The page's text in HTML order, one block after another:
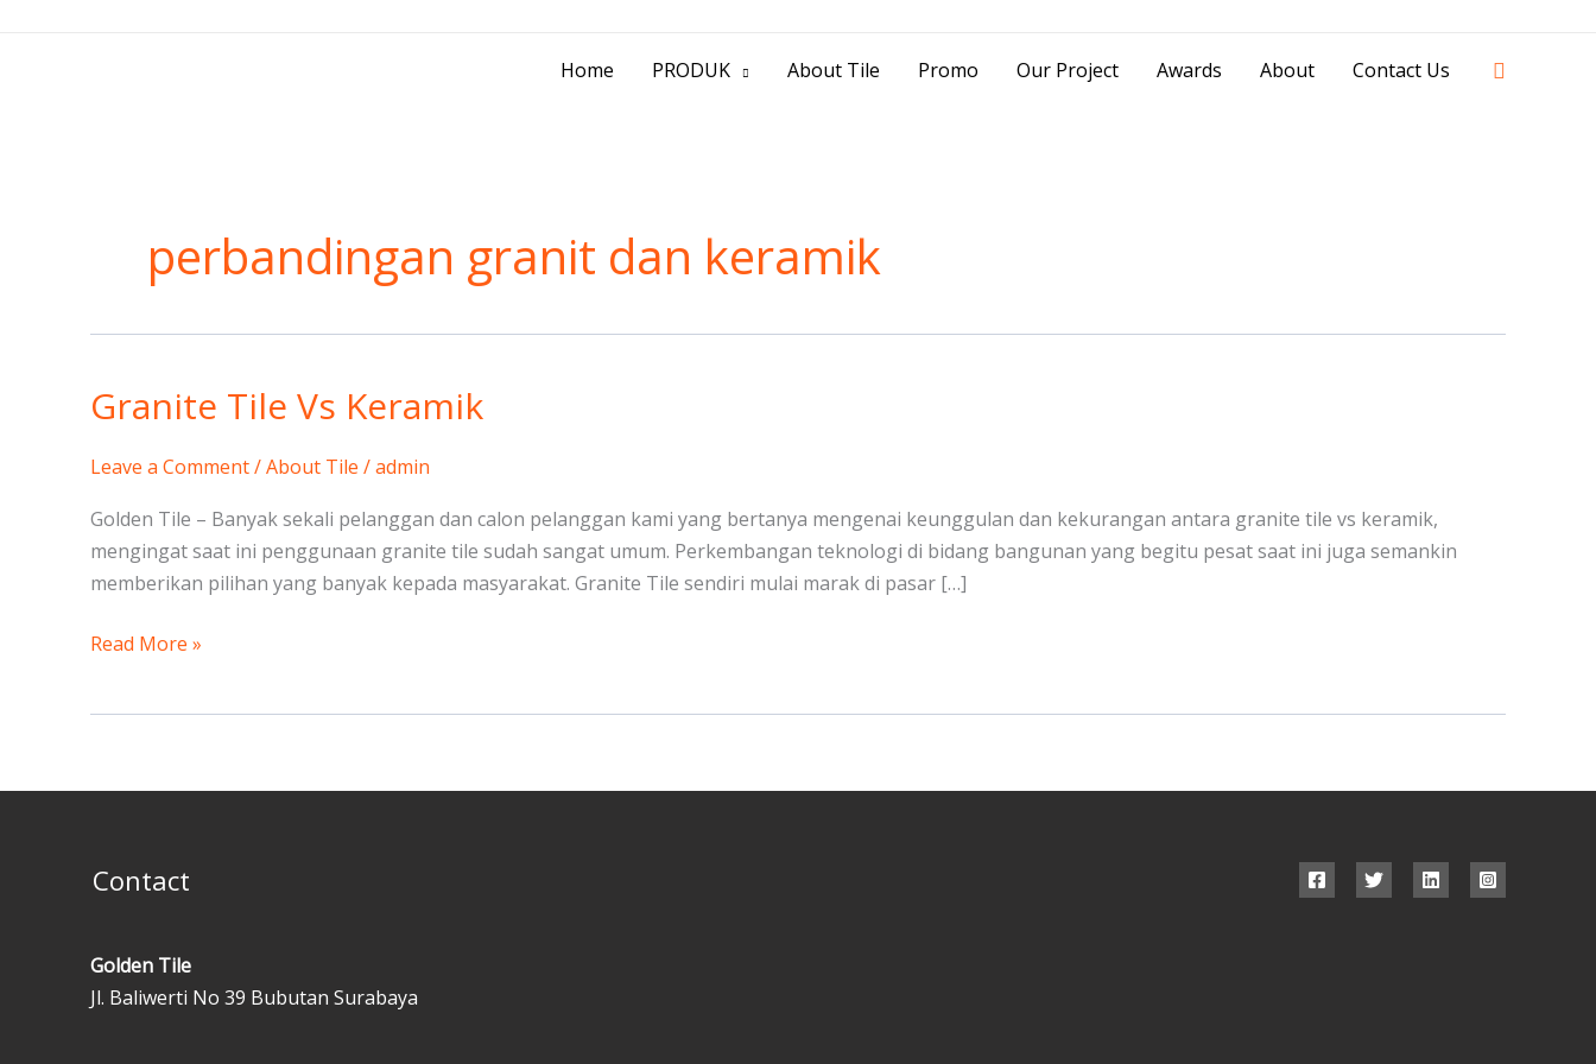
Home PRODUK About Tile Promo Our Project Awards About Contact Us Search
perbandingan granit dan keramik
Granite Tile Vs Keramik
Leave a Comment/About Tile /admin
Golden Tile – Banyak sekali pelanggan dan calon pelanggan kami yang bertanya mengenai keunggulan dan kekurangan antara granite tile vs keramik,
mengingat saat ini penggunaan granite tile sudah sangat umum. Perkembangan teknologi di bidang bangunan yang begitu pesat saat ini juga semankin
memberikan pilihan yang banyak kepada masyarakat. Granite Tile sendiri mulai marak di pasar […]
Granite
Vs
Read More »
Contact
Golden Tile
Jl. Baliwerti No 39 Bubutan Surabaya